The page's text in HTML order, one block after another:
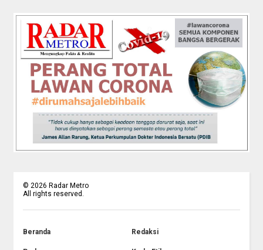
© 2026 Radar Metro
All rights reserved.
Beranda Redaksi